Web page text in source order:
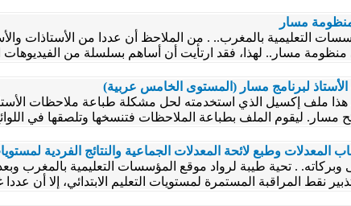
التعليمية بالمغرب.. . من الملاحظ أن عددا من الأستاذات
مسار.. لهذا، فقد ارتأيت أن أساهم بسلسلة من
لبرنامج مسار (المستوى الخامس عربية)
ملف إكسيل الذي استخدمته لحل مشكلة طباعة ملاحظات
مسار. ليقوم الملف بطباعة الملاحظات فتنسخها وتلصقها في
وبركاته. . تحية طيبة لرواد موقع المؤسسات التعليمية بالمغرب